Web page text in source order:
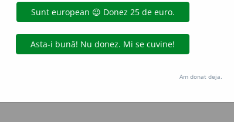
Copyright © 2004-2026 dexonline (https://dexonline.ro)
de pe acest site, inclusiv prin orice metode de extragere automată
scris, cu excepția seturilor de date oferite oficial spre utilizare
Hosterion
Am donat deja.